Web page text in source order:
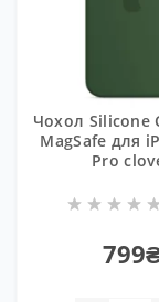
Чохол Silicone
MagSafe для
Pro